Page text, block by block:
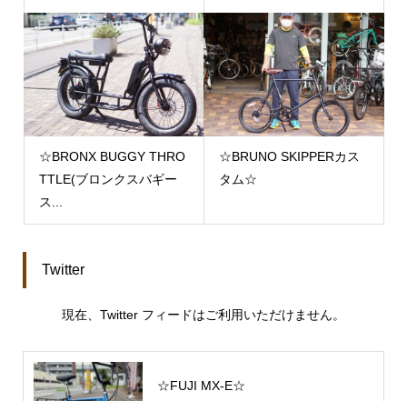
☆BRONX BUGGY THRO
TTLE(ブロンクスバギー
ス...
☆BRUNO SKIPPERカス
タム☆
Twitter
現在、Twitter フィードはご利用いただけません。
☆FUJI MX-E☆